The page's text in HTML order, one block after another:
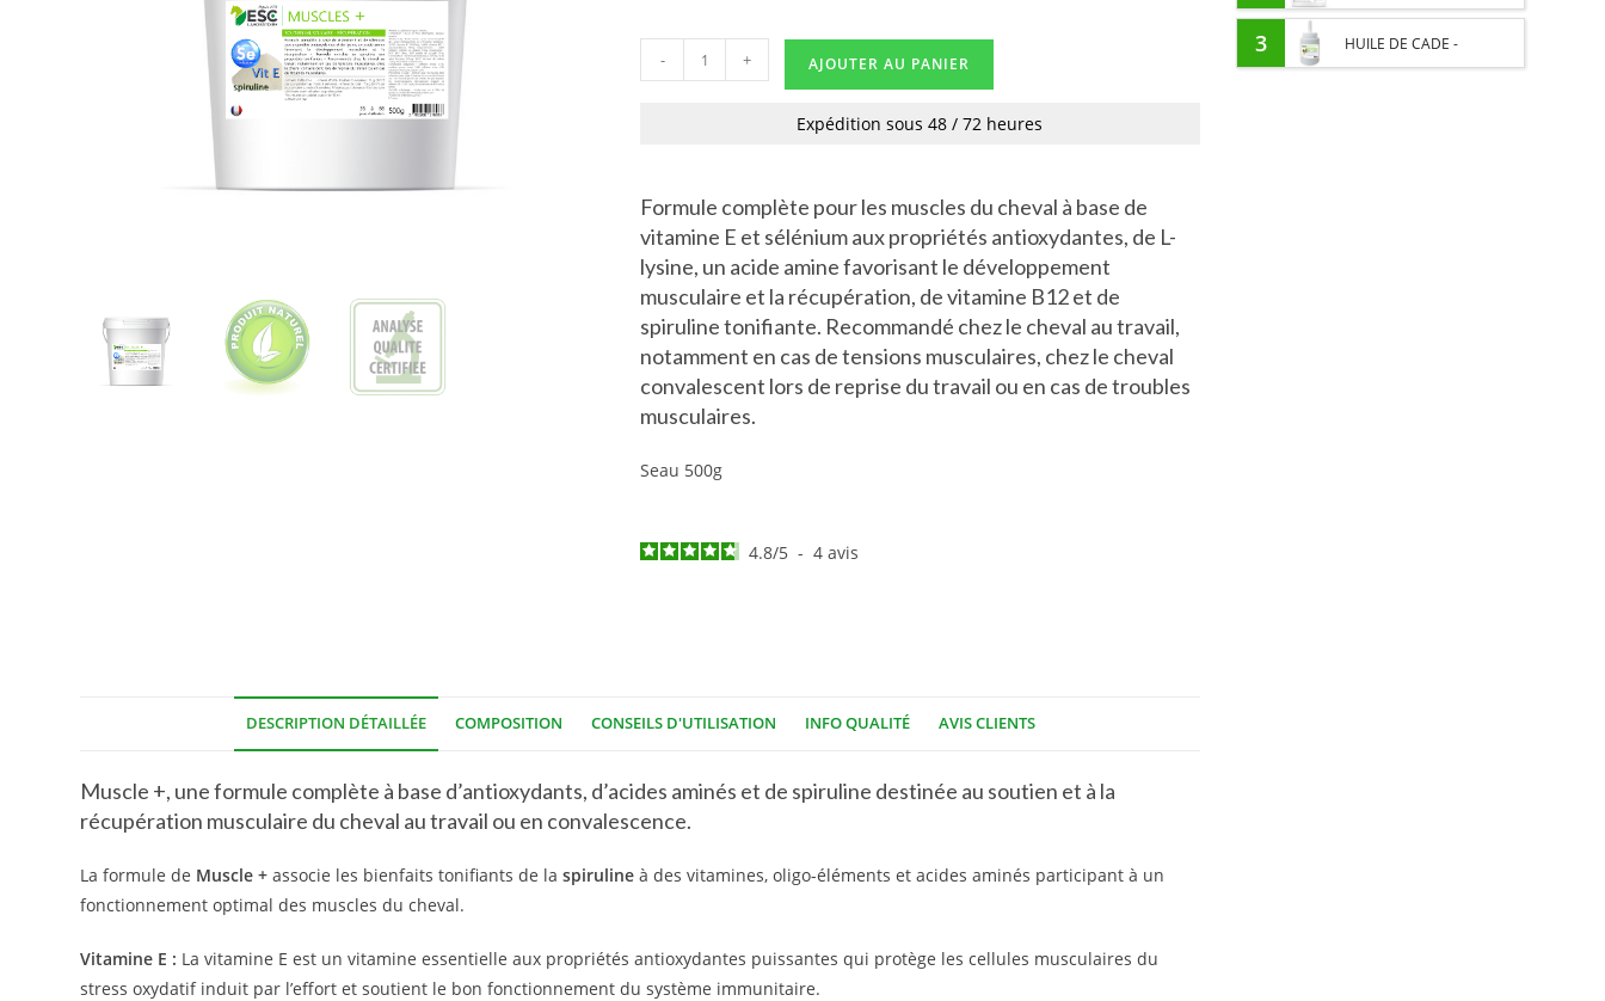
- + AJOUTER AU PANIER
Expédition sous 48 / 72 heures
Formule complète pour les muscles du cheval à base de
vitamine E et sélénium aux propriétés antioxydantes, de L-
lysine, un acide amine favorisant le développement
musculaire et la récupération, de vitamine B12 et de
spiruline tonifiante. Recommandé chez le cheval au travail,
notamment en cas de tensions musculaires, chez le cheval
convalescent lors de reprise du travail ou en cas de troubles
musculaires.
Seau 500g
4.8/5 - 4avis
DESCRIPTION DÉTAILLÉE COMPOSITION CONSEILS D'UTILISATION INFO QUALITÉ AVIS CLIENTS
Muscle +, une formule complète à base d’antioxydants, d’acides aminés et de spiruline destinée au soutien et à la
récupération musculaire du cheval au travail ou en convalescence.
La formule de Muscle + associe les bienfaits tonifiants de laspiruline à des vitamines, oligo-éléments et acides aminés participant à un
fonctionnement optimal des muscles du cheval.
Vitamine E : La vitamine E est un vitamine essentielle aux propriétés antioxydantes puissantes qui protège les cellules musculaires du
stress oxydatif induit par l’effort et soutient le bon fonctionnement du système immunitaire.
PROTÉINES ET SOUTIEN
ÉNERGÉTIQUE POUR
RESPIRATION CHEVAL -
3 HUILE DE CADE -